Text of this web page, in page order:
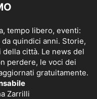
tempo libero, eventi:
quindici anni. Storie,
città. Le news del
perdere, le voci dei
gratuitamente.
Zarrilli